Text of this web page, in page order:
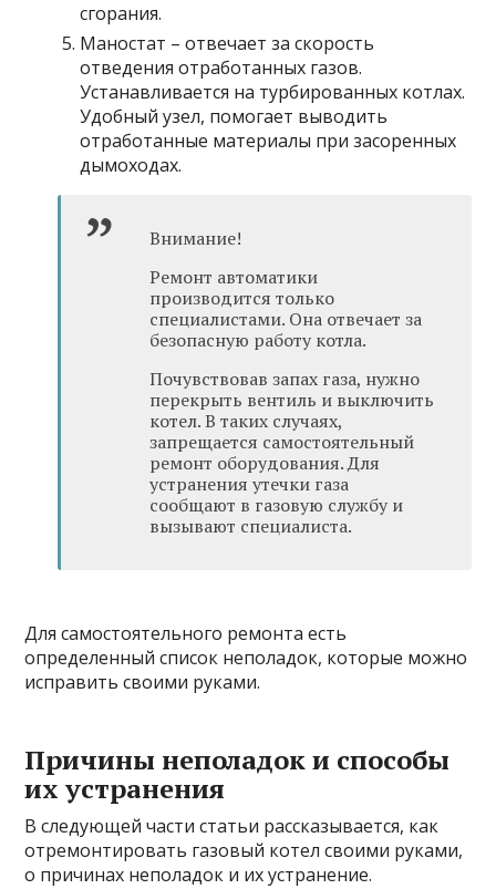
сгорания.
Маностат – отвечает за скорость
отведения отработанных газов.
Устанавливается на турбированных котлах.
Удобный узел, помогает выводить
отработанные материалы при засоренных
дымоходах.
Внимание!
Ремонт автоматики
производится только
специалистами. Она отвечает за
безопасную работу котла.
Почувствовав запах газа, нужно
перекрыть вентиль и выключить
котел. В таких случаях,
запрещается самостоятельный
ремонт оборудования. Для
устранения утечки газа
сообщают в газовую службу и
вызывают специалиста.
Для самостоятельного ремонта есть
определенный список неполадок, которые можно
исправить своими руками.
Причины неполадок и способы
их устранения
В следующей части статьи рассказывается, как
отремонтировать газовый котел своими руками,
о причинах неполадок и их устранение.